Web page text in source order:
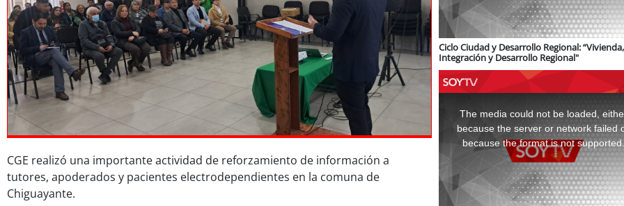
CGE realizó una importante actividad de reforzamiento de información a
tutores, apoderados y pacientes electrodependientes en la comuna de
Chiguayante.
Ciclo Ciudad y Desarrollo Regional: “Vivienda,
Integración y Desarrollo Regional"
window.
The media could not be loaded,
because the server or network failed
because the format is not supported.